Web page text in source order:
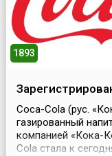
1893
Coca-Cola (рус.
газированный
компанией «Кока-
Cola стала к